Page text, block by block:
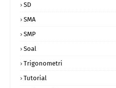
SD
SMA
SMP
Soal
Trigonometri
Tutorial